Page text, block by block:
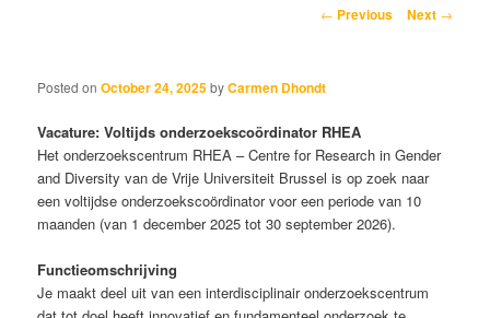
Post
← Previous Next →
Posted onOctober 24, 2025byCarmen Dhondt
Vacature: Voltijds onderzoekscoördinator RHEA
Het onderzoekscentrum RHEA – Centre for Research in Gender
and Diversity van de Vrije Universiteit Brussel is op zoek naar
een voltijdse onderzoekscoördinator voor een periode van 10
maanden (van 1 december 2025 tot 30 september 2026).
Functieomschrijving
Je maakt deel uit van een interdisciplinair onderzoekscentrum